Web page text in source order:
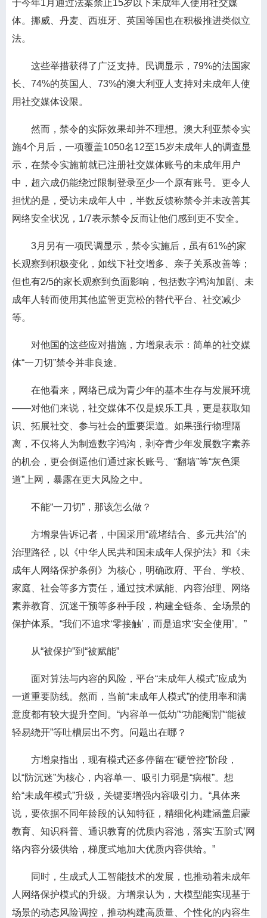
于今年1月通过法案禁止15岁以下未成年人使用社交媒
体。挪威、丹麦、西班牙、英国等国也在积极推进类似立
法。
这些举措获得了广泛支持。民调显示，79%的法国家
长、74%的英国人、73%的澳大利亚人支持对未成年人使
用社交媒体设限。
然而，禁令的实际效果却并不理想。澳大利亚禁令实
施4个月后，一项覆盖1050名12至15岁未成年人的调查显
示，在禁令实施前就已注册社交媒体账号的未成年用户
中，超六成仍能绕过限制登录至少一个原有账号。更令人
担忧的是，受访未成年人中，半数反馈称禁令并未改善其
网络安全状况，1/7表示禁令反而让他们感到更不安全。
3月另有一项民调显示，禁令实施后，虽有61%的家
长观察到积极变化，如线下社交增多、亲子关系改善等；
但也有2/5的家长观察到负面影响，包括数字鸿沟加剧、未
成年人转而使用其他监管更宽松的替代平台、社交减少
等。
对他国的这些应对措施，方增泉表示：简单的社交媒
体“一刀切”禁令并非良途。
在他看来，网络已成为青少年的基本生存与发展环境
——对他们来说，社交媒体不仅是娱乐工具，更是获取知
识、拓展社交、参与社会的重要渠道。如果强行物理隔
离，不仅将人为制造数字鸿沟，剥夺青少年发展数字素养
的机会，更会倒逼他们通过家长账号、“翻墙”等“灰色渠
道”上网，暴露在更大风险之中。
不能“一刀切”，那该怎么做？
方增泉告诉记者，中国采用“疏堵结合、多元共治”的
治理路径，以《中华人民共和国未成年人保护法》和《未
成年人网络保护条例》为核心，明确政府、平台、学校、
家庭、社会等多方责任，通过技术赋能、内容治理、网络
素养教育、沉迷干预等多种手段，构建全链条、全场景的
保护体系。“我们不追求‘零接触’，而是追求‘安全使用’。”
从“被保护”到“被赋能”
面对算法与内容的风险，平台“未成年人模式”应成为
一道重要防线。然而，当前“未成年人模式”的使用率和满
意度都有较大提升空间。“内容单一低幼”“功能阉割”“能被
轻易绕开”等吐槽层出不穷。问题出在哪？
方增泉指出，现有模式还多停留在“硬管控”阶段，
以“防沉迷”为核心，内容单一、吸引力弱是“病根”。想
给“未成年模式”升级，关键要增强内容吸引力。“具体来
说，要依据不同年龄段的认知特征，精细化构建涵盖启蒙
教育、知识科普、通识教育的优质内容池，落实‘五阶式’网
络内容分级供给，梯度式地加大优质内容供给。”
同时，生成式人工智能技术的发展，也推动着未成年
人网络保护模式的升级。方增泉认为，大模型能实现基于
场景的动态风险调控，推动构建高质量、个性化的内容生